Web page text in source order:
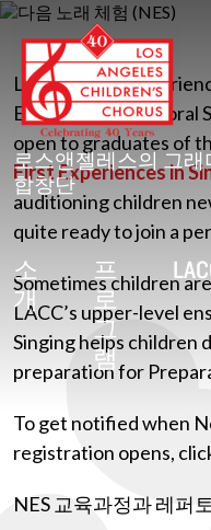
본
로
건
뛰
기
로스앤젤레스의 그래
합창단
소
개
프
로
그
램
LACC’s Next
Experiences in Choral
open to graduates of
First Experiences in
auditioning children
quite ready to join a
Sometimes children
LACC’s upper-level
Singing helps children
preparation for
To get notified when
registration opens,
NES 교육과정과 레퍼